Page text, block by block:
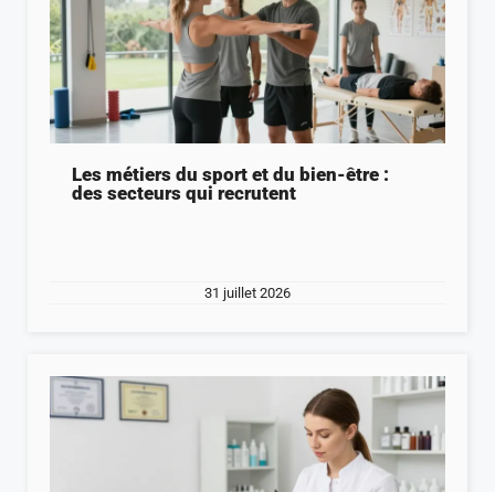
Les métiers du sport et du bien-être :
des secteurs qui recrutent
31 juillet 2026